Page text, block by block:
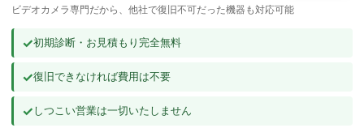
よくあるご質問
ビデオカメラ専門だから、他社で復旧不可だった機器も対応可能
✓初期診断・お見積もり完全無料
✓復旧できなければ費用は不要
✓しつこい営業は一切いたしません